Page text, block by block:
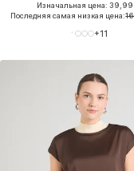
Изначальная цена: 39,99
Последняя самая низкая цена:
+11